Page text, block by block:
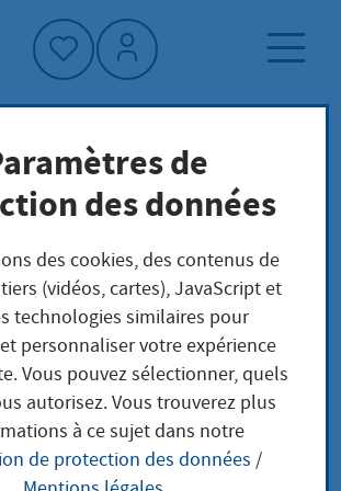
Trouver un service
locales
Sorge bei nicht
Sorgerecht beantragen
Sorge bei
de
des données
des cookies, des contenus de
(vidéos, cartes), JavaScript et
technologies similaires pour
personnaliser votre expérience
Vous pouvez sélectionner, quels
autorisez. Vous trouverez plus
à ce sujet dans notre
de protection des données /